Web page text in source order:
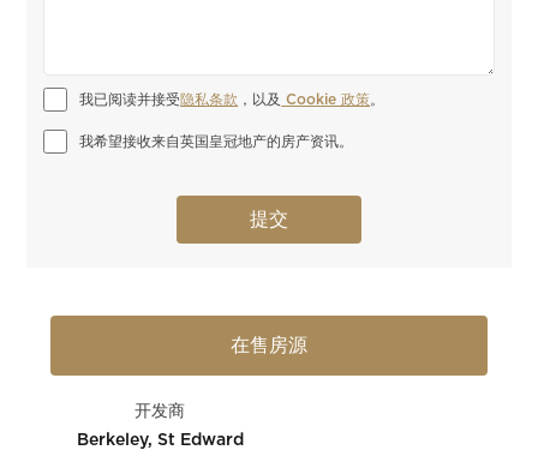
我已阅读并接受隐私条款 ，以及 Cookie 政策。
我希望接收来自英国皇冠地产的房产资讯。
在售房源
开发商
Berkeley, St Edward